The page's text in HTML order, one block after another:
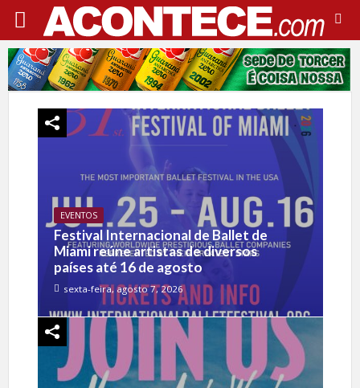
EVENTOS
Festival Internacional de Ballet de
Miami reúne artistas de diversos
países até 16 de agosto
sexta-feira, agosto 7, 2026